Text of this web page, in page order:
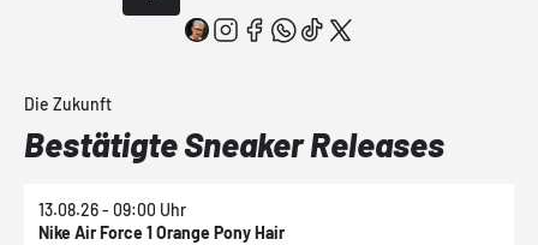
Die Zukunft
Bestätigte Sneaker Releases
13.08.26 - 09:00 Uhr
Nike Air Force 1 Orange Pony Hair